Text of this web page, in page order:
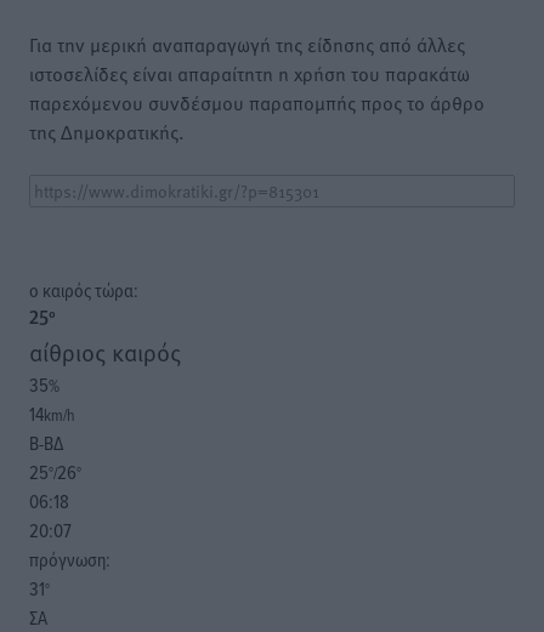
Για την μερική αναπαραγωγή της είδησης από άλλες
ιστοσελίδες είναι απαραίτητη η χρήση του παρακάτω
παρεχόμενου συνδέσμου παραπομπής προς το άρθρο
της Δημοκρατικής.
o καιρός τώρα:
25°
αίθριος καιρός
35%
14km/h
Β-ΒΔ
25°/26°
06:18
20:07
πρόγνωση:
31°
ΣΑ